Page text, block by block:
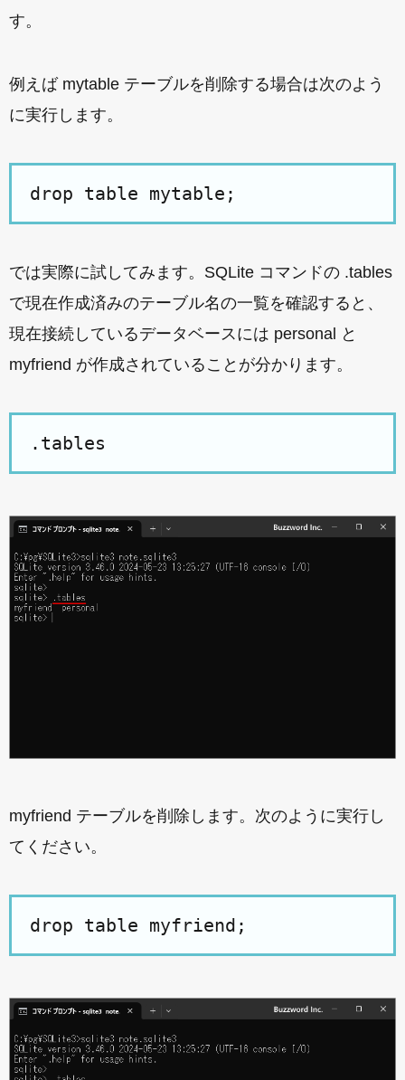
す。
例えば mytable テーブルを削除する場合は次のよう
に実行します。
drop table mytable;
では実際に試してみます。SQLite コマンドの .tables
で現在作成済みのテーブル名の一覧を確認すると、
現在接続しているデータベースには personal と
myfriend が作成されていることが分かります。
.tables
myfriend テーブルを削除します。次のように実行し
てください。
drop table myfriend;